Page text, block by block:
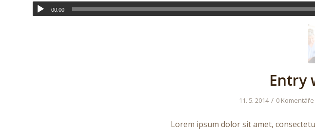
00:00
Entry
11. 5. 2014 / 0 Komentáře
Lorem ipsum dolor sit amet,